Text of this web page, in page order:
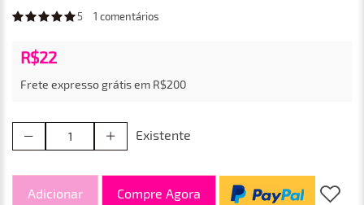
5 1 comentários
R$22
Frete expresso grátis em R$200
Existente
Adicionar
Compre Agora